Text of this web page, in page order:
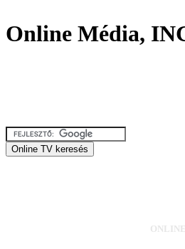
Online Média,